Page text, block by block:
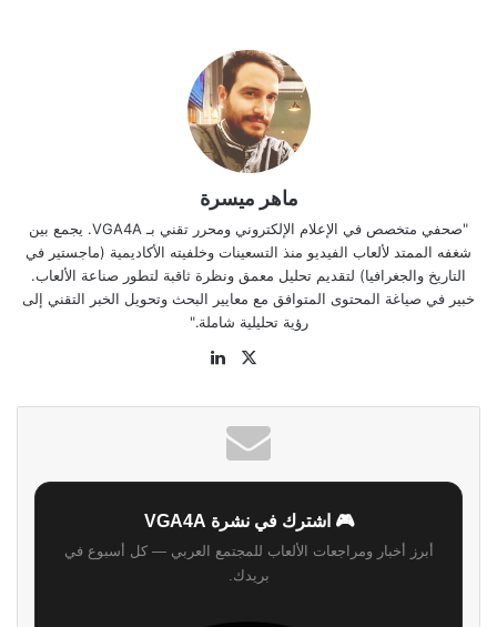
ماهر ميسرة
"صحفي متخصص في الإعلام الإلكتروني ومحرر تقني بـ VGA4A. يجمع بين
شغفه الممتد لألعاب الفيديو منذ التسعينات وخلفيته الأكاديمية (ماجستير في
التاريخ والجغرافيا) لتقديم تحليل معمق ونظرة ثاقبة لتطور صناعة الألعاب.
خبير في صياغة المحتوى المتوافق مع معايير البحث وتحويل الخبر التقني إلى
رؤية تحليلية شاملة."
موقع
‫X
🎮 اشترك في نشرة VGA4A
أبرز أخبار ومراجعات الألعاب للمجتمع العربي — كل أسبوع في
بريدك.